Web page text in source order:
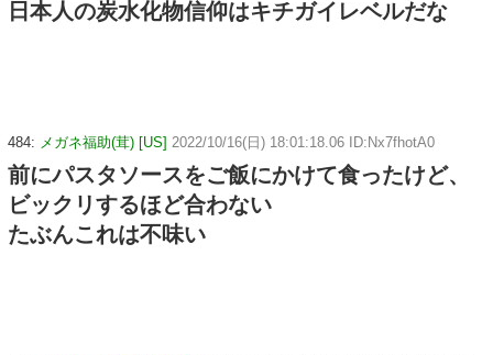
日本人の炭水化物信仰はキチガイレベルだな
484: メガネ福助(茸) [US] 2022/10/16(日) 18:01:18.06 ID:Nx7fhotA0
前にパスタソースをご飯にかけて食ったけど、
ビックリするほど合わない
たぶんこれは不味い